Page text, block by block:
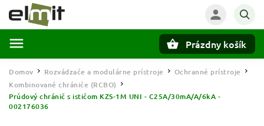
Prázdny košík
Domov / Rozvádzače a modulárne prístroje / Ochranné prístroje /
Kombinované chrániče (RCBO) /
Prúdový chránič s ističom KZS-1M UNI - C25A/30mA/A/6kA -
002176036